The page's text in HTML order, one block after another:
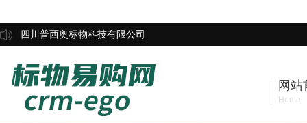
四川普西奥标物科技有限公司
网站
Home